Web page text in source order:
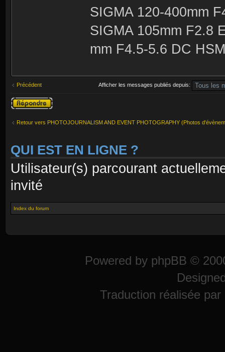
SIGMA 120-400mm
SIGMA 105mm F2.8
mm F4.5-5.6 DC
Précédent Afficher les messages publiés depuis:
Publier une
réponse
Retour vers PHOTOJOURNALISM AND EVENT PHOTOGRAPHY (Photos
QUI EST EN LIGNE ?
Utilisateur(s) parcourant
invité
Index du forum
Powered by phpBB ©
Traduction réalisée par